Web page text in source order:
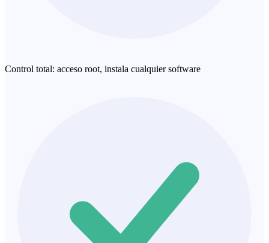
Control total: acceso root, instala cualquier software